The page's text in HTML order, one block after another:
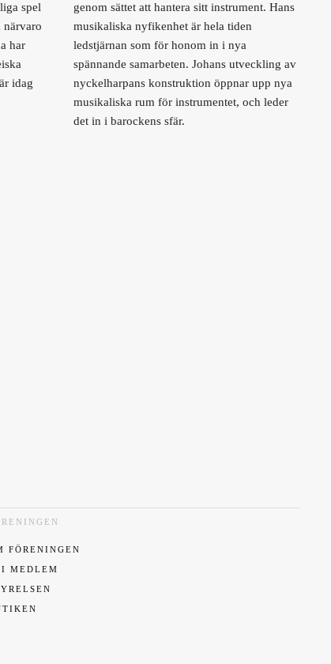
spel
närvaro
har
idag
genom sättet att hantera sitt instrument. Hans
musikaliska nyfikenhet är hela tiden
ledstjärnan som för honom in i nya
spännande samarbeten. Johans utveckling av
nyckelharpans konstruktion öppnar upp nya
musikaliska rum för instrumentet, och leder
det in i barockens sfär.
FÖRENINGEN
MEDLEM